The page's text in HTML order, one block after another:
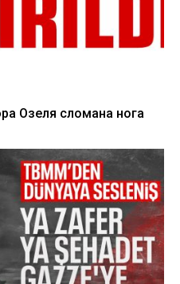
Озеля сломана нога